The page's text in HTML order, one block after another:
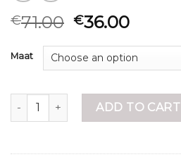
€71.00 €36.00
Maat
veja schoenen quantityADD TO CART